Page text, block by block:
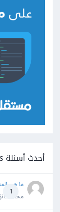
أحدث أسئلة DevOps
1
ما هي
محمد فائز